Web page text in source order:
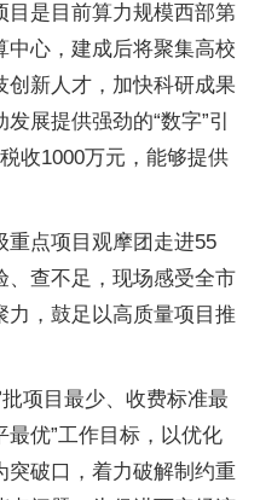
目是目前算力规模西部第
心，建成后将聚集高校
创新人才，加快科研成果
展提供强劲的“数字”引
收1000万元，能够提供
重点项目观摩团走进55
、查不足，现场感受全市
，鼓足以高质量项目推
项目最少、收费标准最
优”工作目标，以优化
突破口，着力破解制约重